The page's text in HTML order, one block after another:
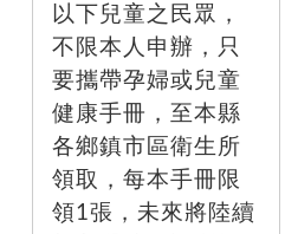
以下兒童之民眾，
不限本人申辦，只
要攜帶孕婦或兒童
健康手冊，至本縣
各鄉鎮市區衛生所
領取，每本手冊限
領1張，未來將陸續